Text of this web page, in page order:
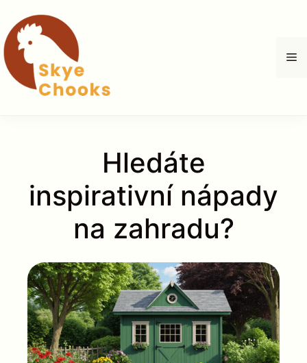
na
obsah
Hledáte
inspirativní nápady
na zahradu?